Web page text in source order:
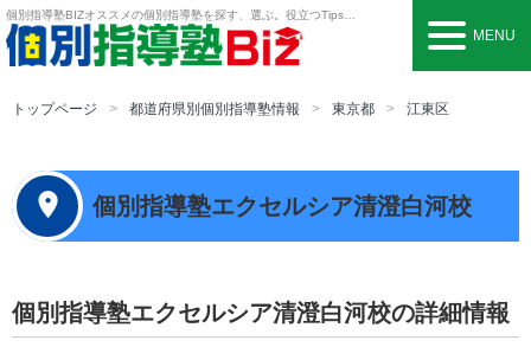
個別指導塾BIZオススメの個別指導塾を探す、選ぶ。役立つTipsも。
MENU
トップページ 都道府県別個別指導塾情報 東京都 江東区
個別指導塾エクセルシア清澄白河校
個別指導塾エクセルシア清澄白河校の詳細情報